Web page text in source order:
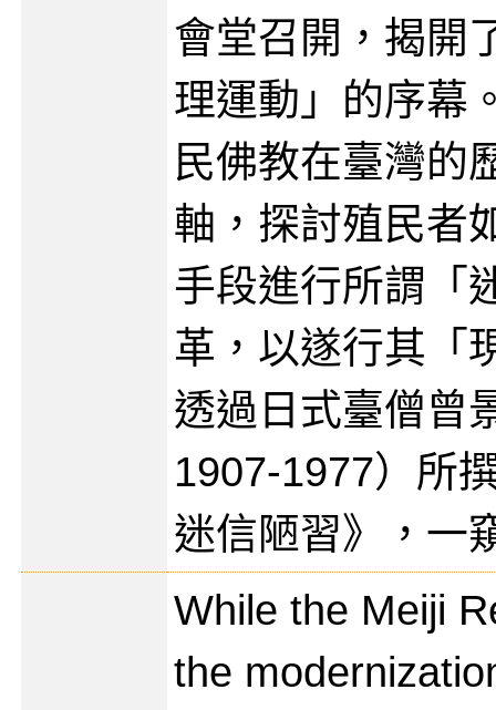
會堂召開，揭開
理運動」的序幕
民佛教在臺灣的
軸，探討殖民者
手段進行所謂「
革，以遂行其「
透過日式臺僧曾
1907-1977）所
迷信陋習》，一
While the Meiji
the